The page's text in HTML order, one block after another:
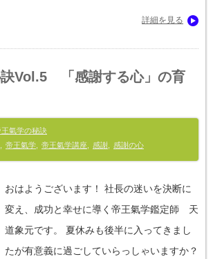
詳細を見る
Vol.5 「感謝する心」の育
王氣学の秘訣
帝王氣学 帝王氣学講座 感謝 感謝の心
おはようございます！ 社長の迷いを決断に
変え、成功と幸せに導く帝王氣学鑑定師 天
道象元です。 夏休みも後半に入ってきまし
たが有意義に過ごしていらっしゃいますか？